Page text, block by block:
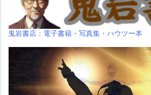
鬼岩書店：電子書籍・写真集・ハウツー本